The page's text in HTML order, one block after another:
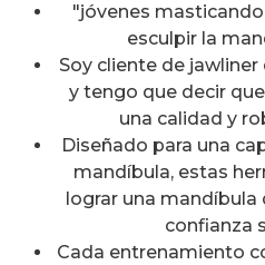
"jóvenes
esculpir la
Soy cliente de
y tengo que decir
una calidad y
Diseñado para una
mandíbula, estas
lograr una
confianza
Cada entrenamiento